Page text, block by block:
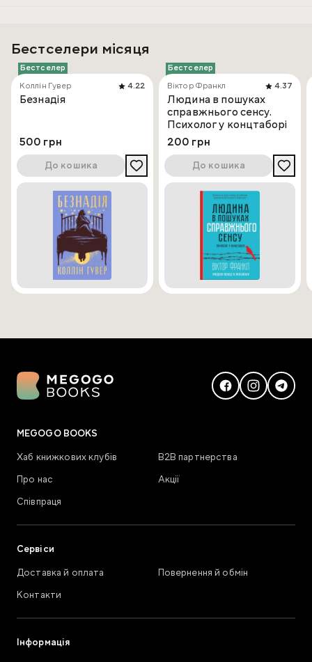
Бестселери місяця
Бестселер
Коллін Гувер
4.22
Безнадія
500 грн
До кошика
Бестселер
Віктор Франкл
4.37
Людина в пошуках
справжнього сенсу.
Психолог у концтаборі
200 грн
До кошика
MEGOGO BOOKS
Хаб книжкових клубів
В2В партнерства
Про нас
Акції
Співпраця
Сервіси
Доставка й оплата
Повернення й обмін
Контакти
Інформація